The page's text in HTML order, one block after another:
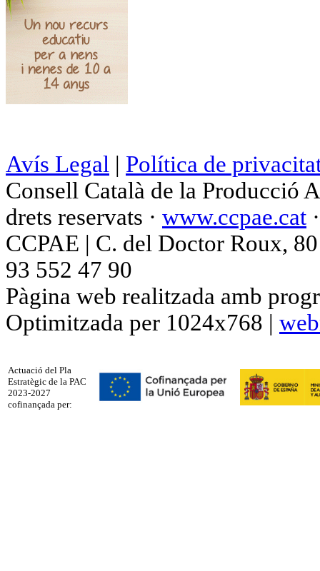
Avís Legal | Política de
Consell Català de la Producció
drets reservats · www.ccpae.cat
CCPAE | C. del Doctor Roux,
93 552 47 90
Pàgina web realitzada amb
Optimitzada per 1024x768 |
Actuació del Pla
Estratègic de la PAC
2023-2027
cofinançada per: